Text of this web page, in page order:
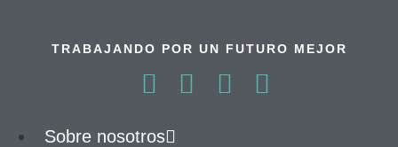
TRABAJANDO POR UN FUTURO MEJOR
Sobre nosotros